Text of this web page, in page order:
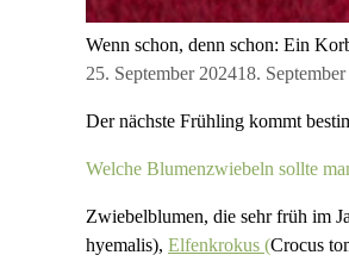
Wenn schon, denn schon: Ein
25. September 202418.
Der nächste Frühling kommt
Welche Blumenzwiebeln sollte
Zwiebelblumen, die sehr früh im
hyemalis), Elfenkrokus (Crocus